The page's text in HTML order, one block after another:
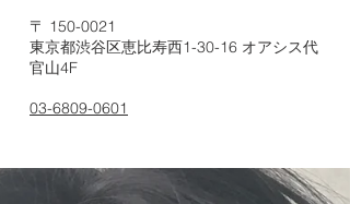
〒 150-0021
東京都渋谷区恵比寿西1-30-16 オアシス代
官山4F
03-6809-0601